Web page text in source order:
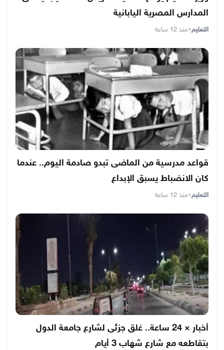
المدارس المصرية اليابانية
التعليم•منذ 12 ساعة
قواعد مدرسية من الماضى تبدو صادمة اليوم.. عندما
كان الانضباط يسبق الإبداع
التعليم•منذ 12 ساعة
أخبار × 24 ساعة.. غلق جزئى لشارع جامعة الدول
بتقاطعه مع شارع شهاب 3 أيام